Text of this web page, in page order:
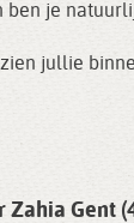
ben je
jullie
Zahia Gent